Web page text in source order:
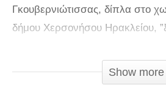
Γκουβερνιώτισσας, δίπλα στο
δήμου Χερσονήσου Ηρακλείου,
θέλησης και του εθελοντισμού.
της γύρο περιοχής είχαν όραμα
Show more